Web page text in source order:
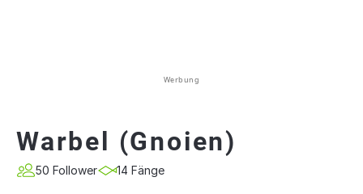
Werbung
Warbel (Gnoien)
50 Follower 14 Fänge